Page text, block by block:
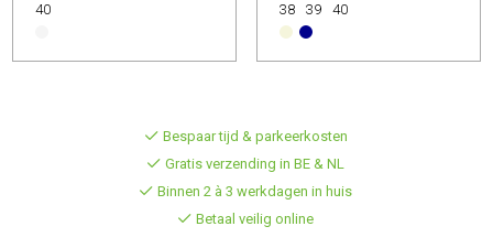
40 38 39 40
Bespaar tijd & parkeerkosten
Gratis verzending in BE & NL
Binnen 2 à 3 werkdagen in huis
Betaal veilig online